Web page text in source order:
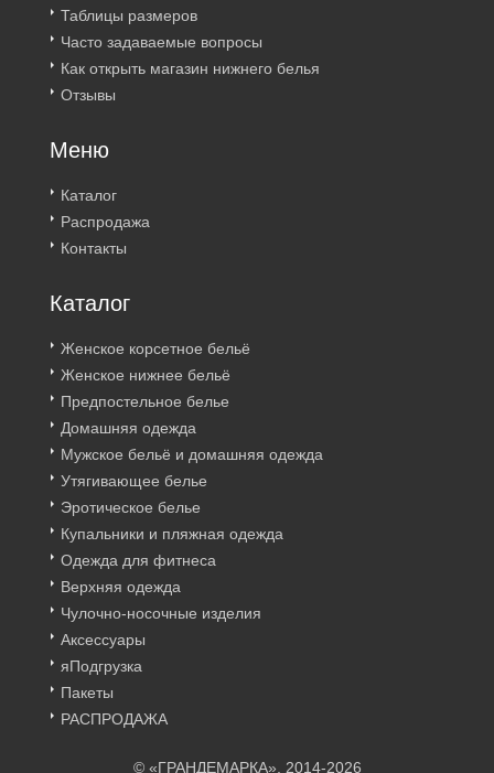
Таблицы размеров
Часто задаваемые вопросы
Как открыть магазин нижнего белья
Отзывы
Меню
Каталог
Распродажа
Контакты
Каталог
Женское корсетное бельё
Женское нижнее бельё
Предпостельное белье
Домашняя одежда
Мужское бельё и домашняя одежда
Утягивающее белье
Эротическое белье
Купальники и пляжная одежда
Одежда для фитнеса
Верхняя одежда
Чулочно-носочные изделия
Аксессуары
яПодгрузка
Пакеты
РАСПРОДАЖА
© «ГРАНДЕМАРКА», 2014-2026